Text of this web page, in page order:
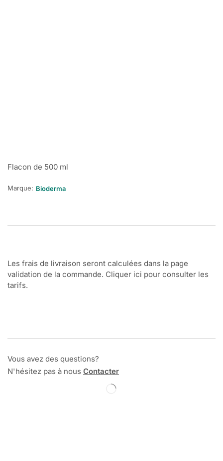
Flacon de 500 ml
Marque: Bioderma
Les frais de livraison seront calculées dans la page
validation de la commande. Cliquer ici pour consulter les
tarifs.
Vous avez des questions?
N'hésitez pas à nous Contacter